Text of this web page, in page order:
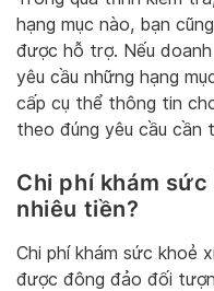
hạng mục nào, bạn
được hỗ trợ. Nếu
yêu cầu những hạng
cấp cụ thể thông tin
theo đúng yêu cầu cần
Chi phí khám
nhiêu tiền?
Chi phí khám sức khoẻ
được đông đảo đối